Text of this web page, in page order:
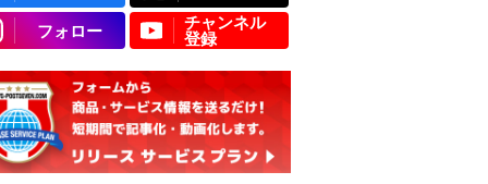
フォロー
チャンネル
登録